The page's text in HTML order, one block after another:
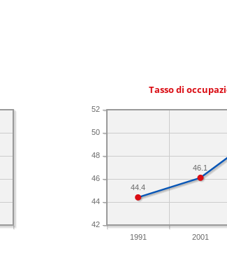
Tasso di
1991 2001
42
44
46
48
50
52
46.1
44.4